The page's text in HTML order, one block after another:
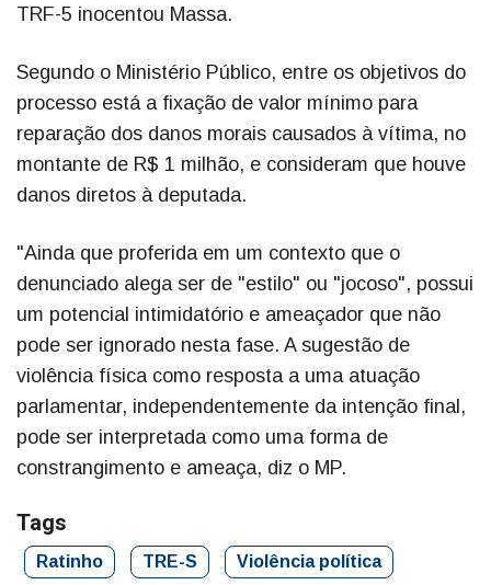
TRF-5 inocentou Massa.
Segundo o Ministério Público, entre os objetivos do
processo está a fixação de valor mínimo para
reparação dos danos morais causados à vítima, no
montante de R$ 1 milhão, e consideram que houve
danos diretos à deputada.
"Ainda que proferida em um contexto que o
denunciado alega ser de "estilo" ou "jocoso", possui
um potencial intimidatório e ameaçador que não
pode ser ignorado nesta fase. A sugestão de
violência física como resposta a uma atuação
parlamentar, independentemente da intenção final,
pode ser interpretada como uma forma de
constrangimento e ameaça, diz o MP.
Tags
Ratinho TRE-S Violência política